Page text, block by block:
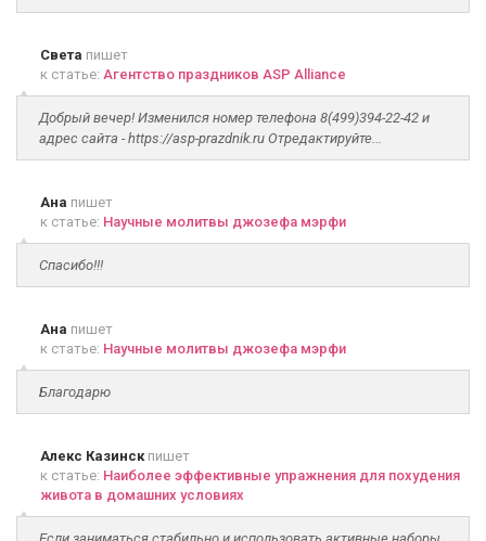
Света пишет
к статье: Агентство праздников ASP Alliance
Добрый вечер! Изменился номер телефона 8(499)394-22-42 и
адрес сайта - https://asp-prazdnik.ru Отредактируйте...
Ана пишет
к статье: Научные молитвы джозефа мэрфи
Спасибо!!!
Ана пишет
к статье: Научные молитвы джозефа мэрфи
Благодарю
Алекс Казинскпишет
к статье: Наиболее эффективные упражнения для похудения
живота в домашних условиях